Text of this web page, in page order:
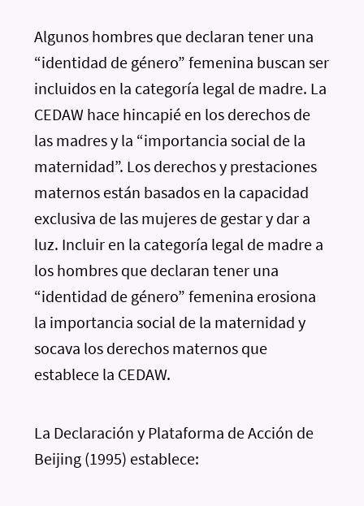
Algunos hombres que declaran tener una
“identidad de género” femenina buscan ser
incluidos en la categoría legal de madre. La
CEDAW hace hincapié en los derechos de
las madres y la “importancia social de la
maternidad”. Los derechos y prestaciones
maternos están basados en la capacidad
exclusiva de las mujeres de gestar y dar a
luz. Incluir en la categoría legal de madre a
los hombres que declaran tener una
“identidad de género” femenina erosiona
la importancia social de la maternidad y
socava los derechos maternos que
establece la CEDAW.
La Declaración y Plataforma de Acción de
Beijing (1995) establece: